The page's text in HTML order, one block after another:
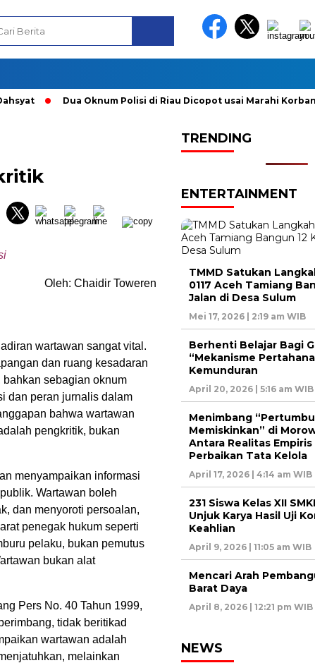
Dua Oknum Polisi di Riau Dicopot usai Marahi Korban
Oleh: Chaidir Toweren
wartawan sangat vital.
dan ruang kesadaran
sebagian oknum
dan peran jurnalis dalam
bahwa wartawan
pengkritik, bukan
menyampaikan informasi
Wartawan boleh
dan menyoroti persoalan,
penegak hukum seperti
pelaku, bukan pemutus
bukan alat
Pers No. 40 Tahun 1999,
tidak beritikad
wartawan adalah
melainkan
TRENDING
ENTERTAINMENT
TMMD Satukan
0117 Aceh Tamiang
Jalan di Desa Sulum
Mei 17, 2026 | 2:19 am WIB
Berhenti Belajar Bagi
“Mekanisme
Kemunduran
April 20, 2026 | 5:16 am WIB
Menimbang
Memiskinkan” di
Antara Realitas
Perbaikan Tata Kelola
April 17, 2026 | 4:14 am WIB
231 Siswa Kelas XII
Unjuk Karya Hasil Uji
Keahlian
April 9, 2026 | 11:05 am WIB
Mencari Arah
Barat Daya
April 8, 2026 | 12:21 pm WIB
NEWS